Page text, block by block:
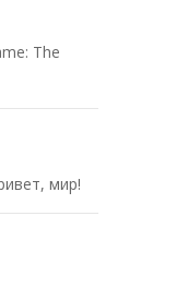
The
мир!